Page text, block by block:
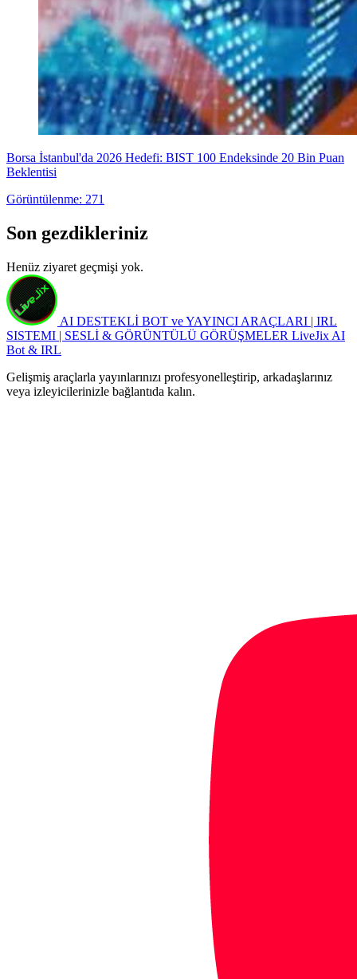
Borsa İstanbul'da 2026 Hedefi: BIST 100 Endeksinde 20 Bin Puan
Beklentisi
Görüntülenme: 271
Son gezdikleriniz
Henüz ziyaret geçmişi yok.
AI DESTEKLİ BOT ve YAYINCI ARAÇLARI | IRL
SISTEMI | SESLİ & GÖRÜNTÜLÜ GÖRÜŞMELER LiveJix AI
Bot & IRL
Gelişmiş araçlarla yayınlarınızı profesyonelleştirip, arkadaşlarınız
veya izleyicilerinizle bağlantıda kalın.